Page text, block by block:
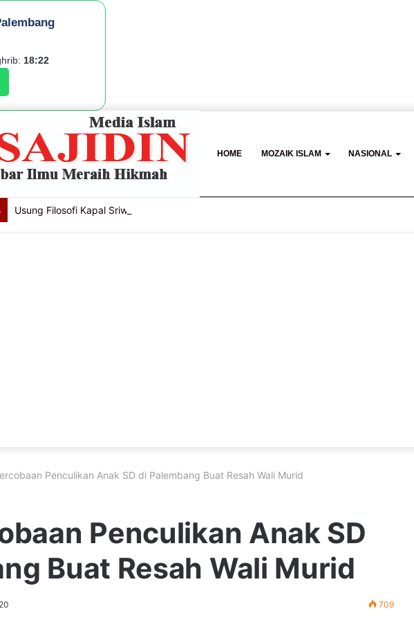
18:22
HOME MOZAIK ISLAM NASIONAL
Usung Filosofi Kapal Sriwijaya, Masjid Al Fathul Akbar Siap Tampil Lebih Ikonik
Penculikan Anak SD di Palembang Buat Resah Wali Murid
Penculikan Anak SD
Buat Resah Wali Murid
709